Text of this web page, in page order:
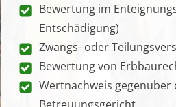
Bewertung im
Entschädigung)
Zwangs- oder
Bewertung von
Wertnachweis gegenüber